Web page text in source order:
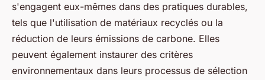
s'engagent eux-mêmes dans des pratiques durables,
tels que l'utilisation de matériaux recyclés ou la
réduction de leurs émissions de carbone. Elles
peuvent également instaurer des critères
environnementaux dans leurs processus de sélection